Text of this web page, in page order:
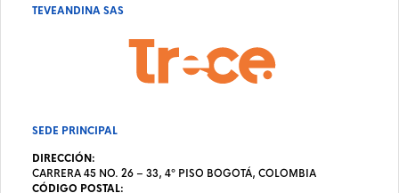
TEVEANDINA SAS
SEDE PRINCIPAL
DIRECCIÓN:
CARRERA 45 NO. 26 – 33, 4º PISO BOGOTÁ, COLOMBIA
CÓDIGO POSTAL: